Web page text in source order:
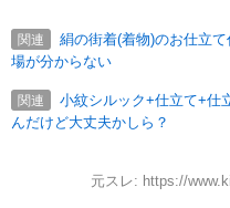
関連
絹の街着(着物)のお仕立
場が分からない
関連
小紋シルック+仕立て+仕
んだけど大丈夫かしら？
元スレ: https://